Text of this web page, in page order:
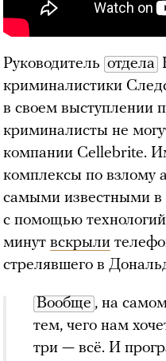
Руководитель отдела
криминалистики
в своем выступлении
криминалисты не
компании Cellebrite.
комплексы по взлому
самыми известными
с помощью
минут вскрыли
стрелявшего в
Вообще , на
тем, чего нам
три — всё. И